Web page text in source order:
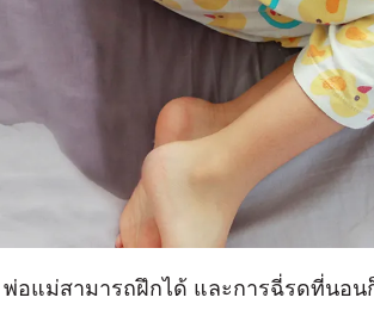
อแม่สามารถฝึกได้ และการฉี่รดที่นอน